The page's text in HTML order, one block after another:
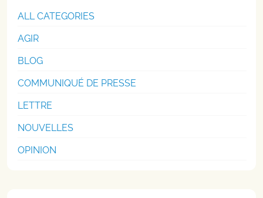
ALL CATEGORIES
AGIR
BLOG
COMMUNIQUÉ DE PRESSE
LETTRE
NOUVELLES
OPINION